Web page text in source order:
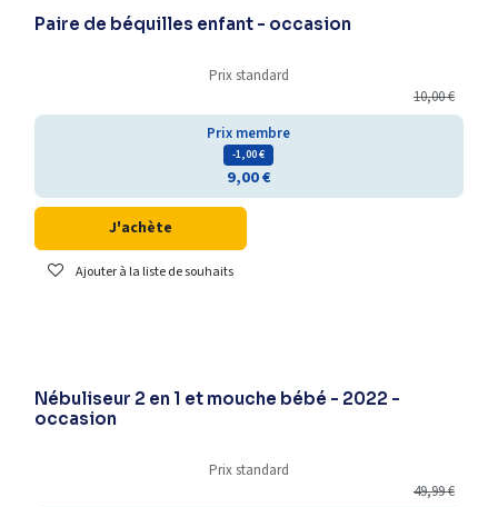
Paire de béquilles enfant - occasion
Prix standard
10,00€
Prix membre
- 1,00€
9,00€
J'achète
Ajouter à la liste de souhaits
Nébuliseur 2 en 1 et mouche bébé - 2022 -
occasion
Prix standard
49,99€